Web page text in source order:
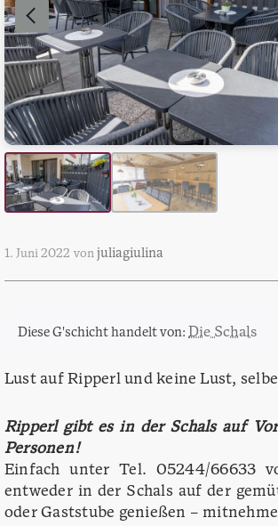
1. Juni 2022 von juliagiulina
Diese G'schicht handelt von: Die Schals
Lust auf Ripperl und keine Lust,
Ripperl gibt es in der Schals auf
Personen!
Einfach unter Tel. 05244/66633
entweder in der Schals auf der
oder Gaststube genießen –